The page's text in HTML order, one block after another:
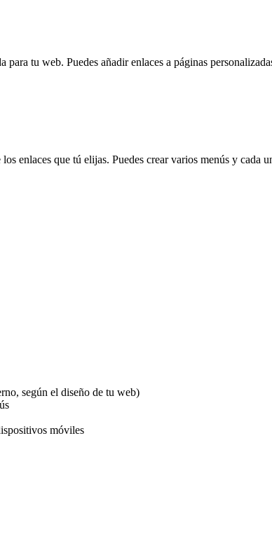
para tu web. Puedes añadir enlaces a páginas
enlaces que tú elijas. Puedes crear varios menús y cada
según el diseño de tu web)
móviles